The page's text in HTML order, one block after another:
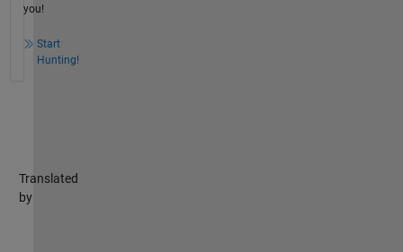
you!
Start
Hunting!
Translated
by